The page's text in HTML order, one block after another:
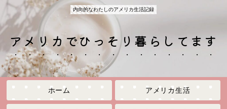
内向的なわたしのアメリカ生活記録
アメリカでひっそり暮らしてます
ホーム アメリカ生活